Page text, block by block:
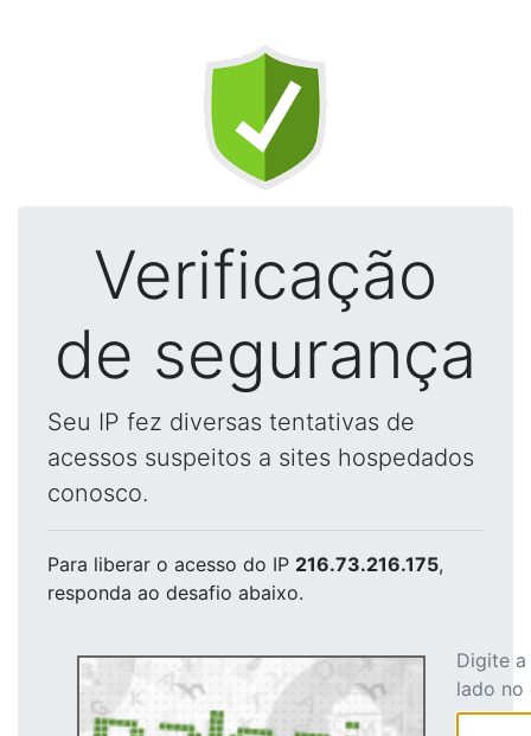
Verificação
de segurança
Seu IP fez diversas tentativas de
acessos suspeitos a sites hospedados
conosco.
Para liberar o acesso do IP 216.73.216.175,
responda ao desafio abaixo.
Digite
lado no